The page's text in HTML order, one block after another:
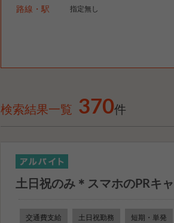
路線・駅 指定無し
検索結果一覧 370件
土日祝のみ＊スマホのPRキ
交通費支給 土日祝勤務 短期・単発